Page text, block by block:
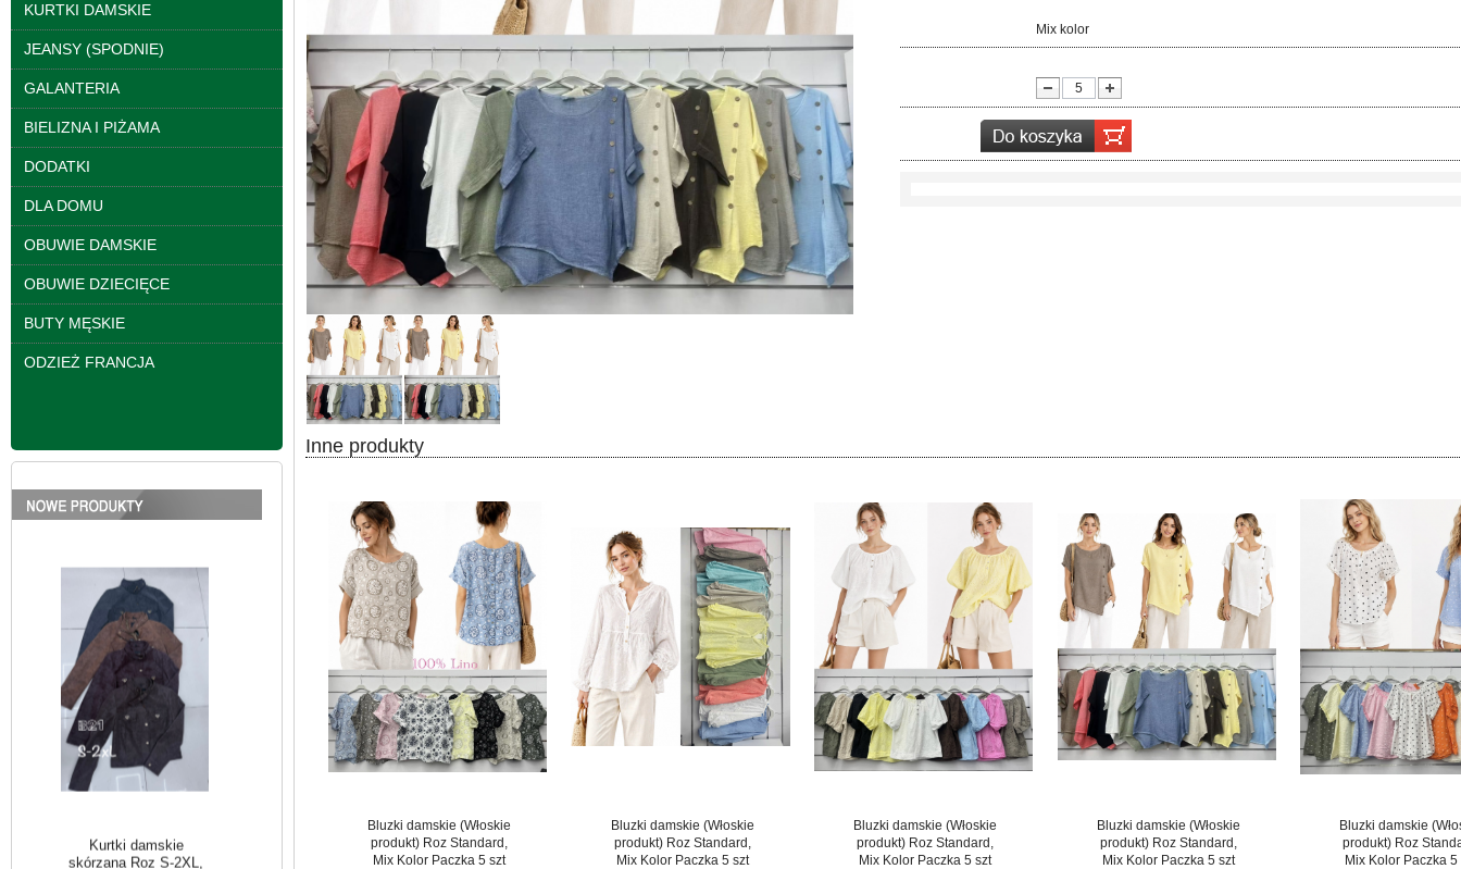
KURTKI DAMSKIE
JEANSY (SPODNIE)
GALANTERIA
BIELIZNA I PIŻAMA
DODATKI
DLA DOMU
OBUWIE DAMSKIE
OBUWIE DZIECIĘCE
BUTY MĘSKIE
ODZIEŻ FRANCJA
Kurtki damskie
skórzana Roz S-XL, 1
Kolor Paczka 5 szt
95.00 zł
szczegóły
Kurtki damskie
1 Kolor Paczka 5 szt
95.00 zł
Mix kolor
Inne produkty
Bluzki damskie (Włoskie
produkt) Roz Standard,
Mix Kolor Paczka 5 szt
Bluzki damskie (Włoskie
produkt) Roz Standard,
Mix Kolor Paczka 5 szt
Bluzki damskie (Włoskie
produkt) Roz Standard,
Mix Kolor Paczka 5 szt
Bluzki damskie (Włoskie
produkt) Roz Standard,
Mix Kolor Paczka 5 szt
Bluzki damskie
produkt) Roz
Mix Kolor Paczka 5